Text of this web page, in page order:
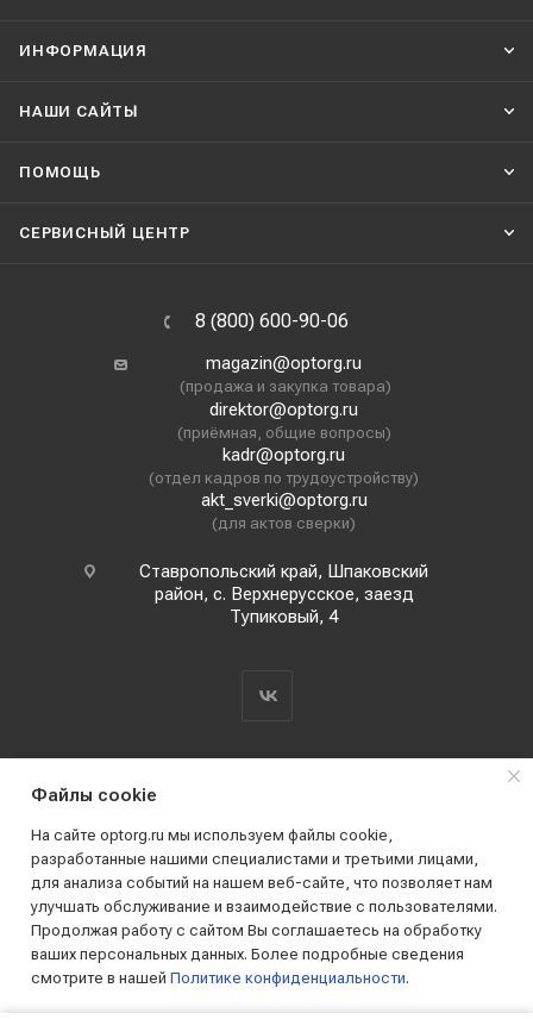
ИНФОРМАЦИЯ
НАШИ CАЙТЫ
ПОМОЩЬ
СЕРВИСНЫЙ ЦЕНТР
8 (800) 600-90-06
magazin@optorg.ru
(продажа и закупка товара)
direktor@optorg.ru
(приёмная, общие вопросы)
kadr@optorg.ru
(отдел кадров по трудоустройству)
akt_sverki@optorg.ru
(для актов сверки)
Ставропольский край, Шпаковский
район, с. Верхнерусское, заезд
Тупиковый, 4
2019 - 2026 © АО КПК "Ставропольстройопторг"
Все права защищены
Файлы cookie
На сайте optorg.ru мы используем файлы cookie,
разработанные нашими специалистами и третьими лицами,
для анализа событий на нашем веб-сайте, что позволяет нам
улучшать обслуживание и взаимодействие с пользователями.
Продолжая работу с сайтом Вы соглашаетесь на обработку
ваших персональных данных. Более подробные сведения
смотрите в нашей Политике конфиденциальности.